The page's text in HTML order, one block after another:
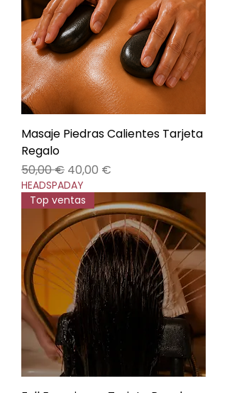
Masaje Piedras Calientes Tarjeta
Regalo
Precio
50,00 € Precio de oferta
40,00 €
HEADSPADAY
Top ventas